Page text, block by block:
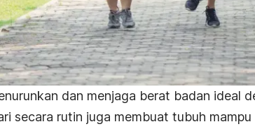
dan menjaga berat badan ideal
secara rutin juga membuat tubuh